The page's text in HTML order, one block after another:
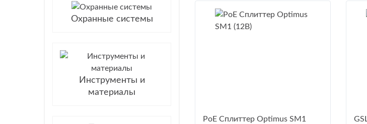
Охранные системы
Инструменты и
материалы
PoE Сплиттер Optimus SM1